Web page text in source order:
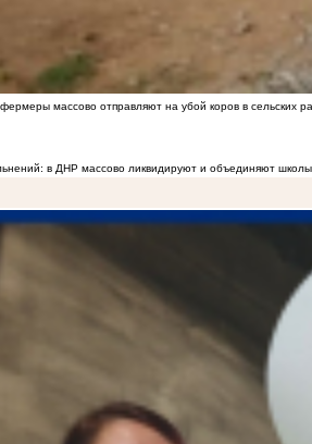
массово отправляют на убой коров в сельских
в ДНР массово ликвидируют и объединяют